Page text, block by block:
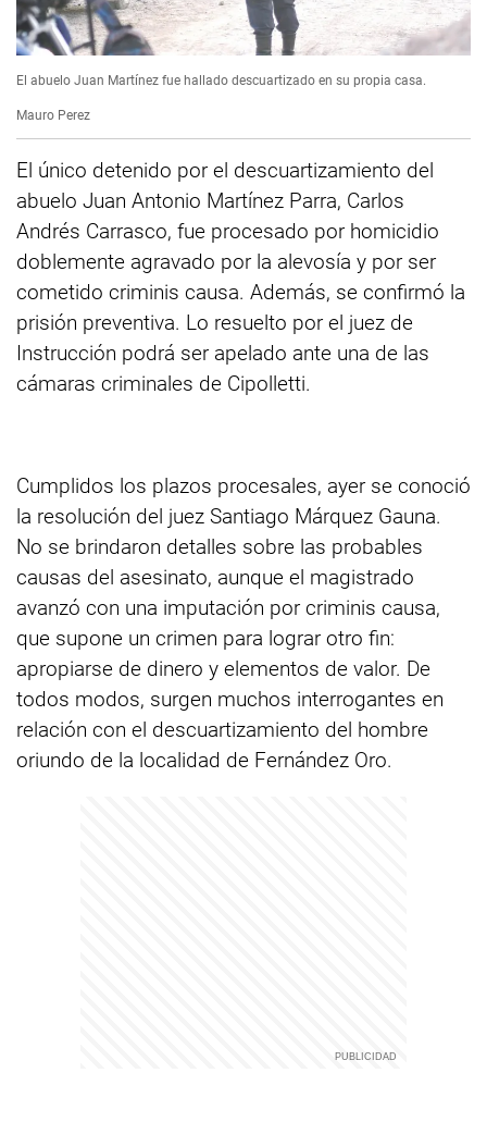
El abuelo Juan Martínez fue hallado descuartizado en su propia casa.
Mauro Perez
El único detenido por el descuartizamiento del
abuelo Juan Antonio Martínez Parra, Carlos
Andrés Carrasco, fue procesado por homicidio
doblemente agravado por la alevosía y por ser
cometido criminis causa. Además, se confirmó la
prisión preventiva. Lo resuelto por el juez de
Instrucción podrá ser apelado ante una de las
cámaras criminales de Cipolletti.
Cumplidos los plazos procesales, ayer se conoció
la resolución del juez Santiago Márquez Gauna.
No se brindaron detalles sobre las probables
causas del asesinato, aunque el magistrado
avanzó con una imputación por criminis causa,
que supone un crimen para lograr otro fin:
apropiarse de dinero y elementos de valor. De
todos modos, surgen muchos interrogantes en
relación con el descuartizamiento del hombre
oriundo de la localidad de Fernández Oro.